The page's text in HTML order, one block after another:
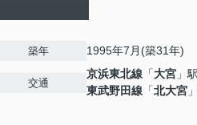
築年 1995年7月(築31年)
交通
京浜東北線 「大宮 」
東武野田線 「北大宮